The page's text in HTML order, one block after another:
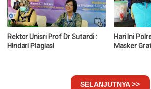
Rektor Unisri Prof Dr Sutardi :
Hindari Plagiasi
Hari Ini
Masker
SELANJUTNYA >>